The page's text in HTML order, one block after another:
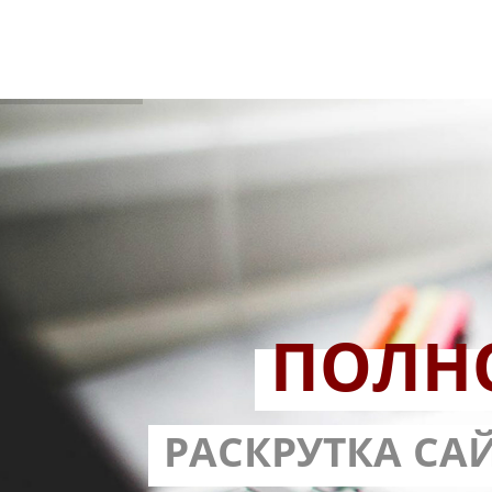
С
РАСКРУТКА